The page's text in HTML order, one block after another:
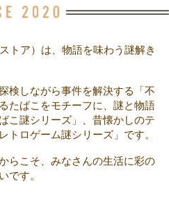
トア）は、物語を味わう謎解き
検しながら事件を解決する「不
たばこをモチーフに、謎と物語
こ謎シリーズ」、昔懐かしのテ
トロゲーム謎シリーズ」です。
らこそ、みなさんの生活に彩の
です。